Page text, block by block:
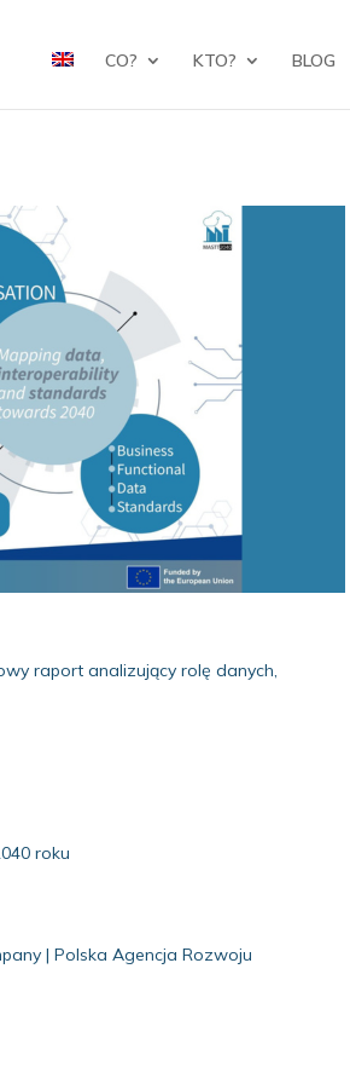
CO? KTO? BLOG
raport analizujący rolę danych,
roku
| Polska Agencja Rozwoju